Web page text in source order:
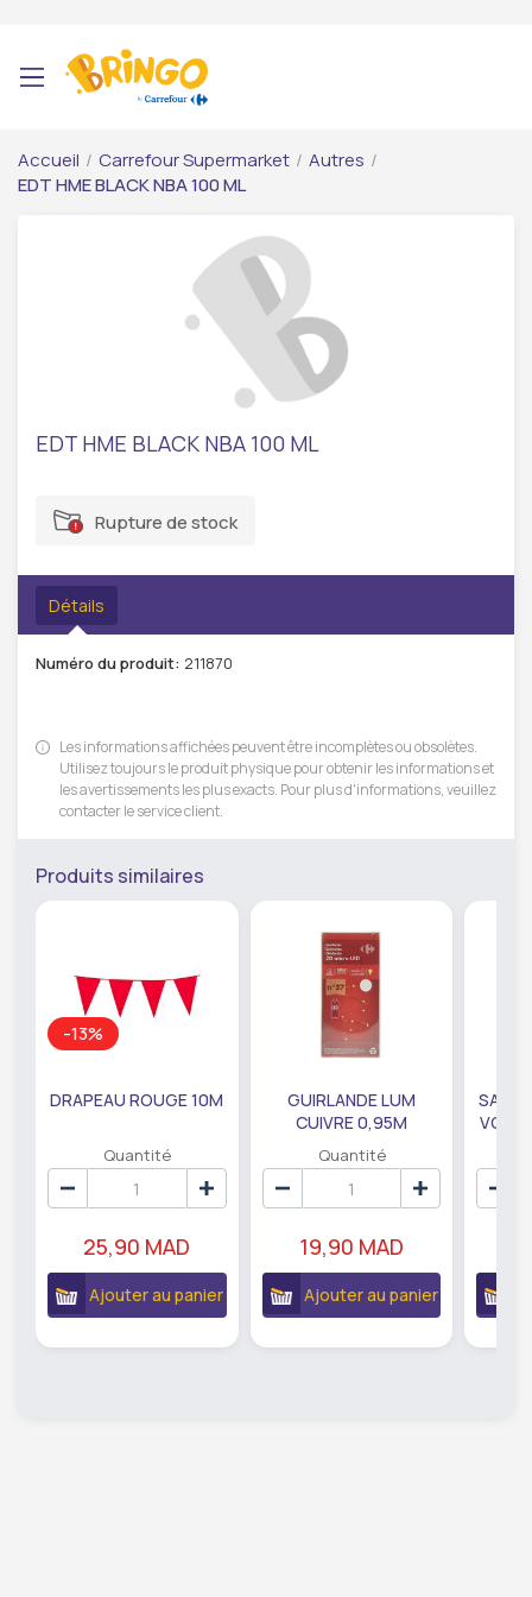
Accueil / Carrefour Supermarket / Autres /
EDT HME BLACK NBA 100 ML
EDT HME BLACK NBA 100 ML
Rupture de stock
Détails
Numéro du produit: 211870
Les informations affichées peuvent être incomplètes ou obsolètes.
Utilisez toujours le produit physique pour obtenir les informations et
les avertissements les plus exacts. Pour plus d'informations, veuillez
contacter le service client.
Produits similaires
-13%
DRAPEAU ROUGE 10M
Quantité
25,90 MAD
Ajouter au panier
GUIRLANDE LUM
CUIVRE 0,95M
DE79207
Quantité
19,90 MAD
Ajouter au panier